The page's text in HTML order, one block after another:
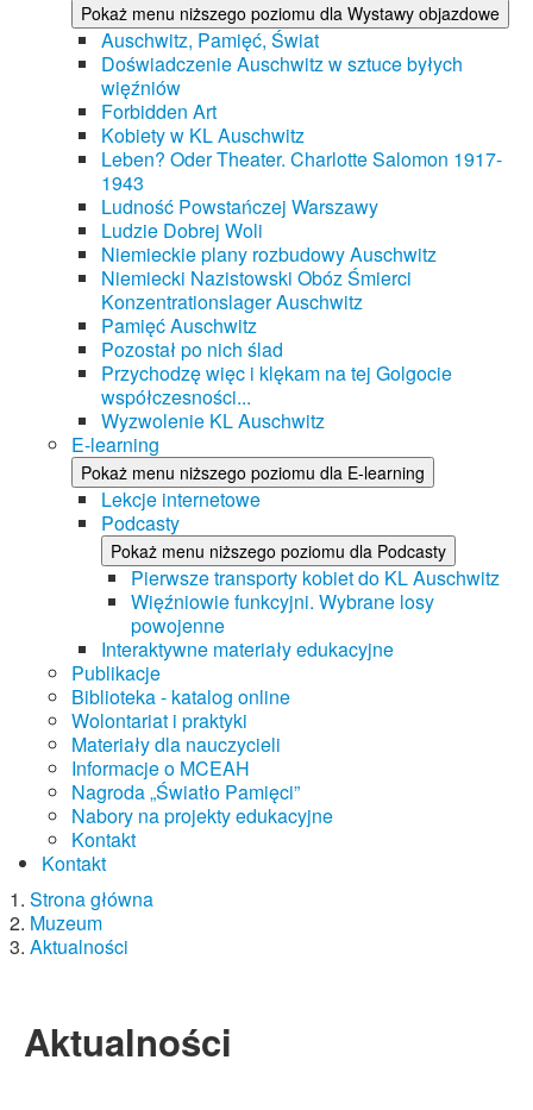
Pokaż menu niższego poziomu dla Wystawy objazdowe
Auschwitz, Pamięć, Świat
Doświadczenie Auschwitz w sztuce byłych
więźniów
Forbidden Art
Kobiety w KL Auschwitz
Leben? Oder Theater. Charlotte Salomon 1917-
1943
Ludność Powstańczej Warszawy
Ludzie Dobrej Woli
Niemieckie plany rozbudowy Auschwitz
Niemiecki Nazistowski Obóz Śmierci
Konzentrationslager Auschwitz
Pamięć Auschwitz
Pozostał po nich ślad
Przychodzę więc i klękam na tej Golgocie
współczesności...
Wyzwolenie KL Auschwitz
E-learning
Pokaż menu niższego poziomu dla E-learning
Lekcje internetowe
Podcasty
Pokaż menu niższego poziomu dla Podcasty
Pierwsze transporty kobiet do KL Auschwitz
Więźniowie funkcyjni. Wybrane losy
powojenne
Interaktywne materiały edukacyjne
Publikacje
Biblioteka - katalog online
Wolontariat i praktyki
Materiały dla nauczycieli
Informacje o MCEAH
Nagroda „Światło Pamięci”
Nabory na projekty edukacyjne
Kontakt
Kontakt
Strona główna
Muzeum
Aktualności
Aktualności